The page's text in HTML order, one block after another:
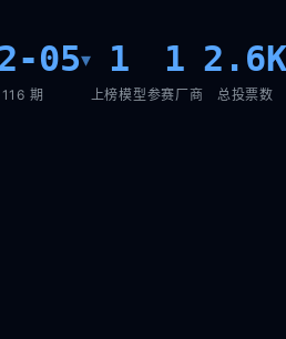
05▾
期
1
上榜模型
1
参赛厂商
2.6K
总投票数